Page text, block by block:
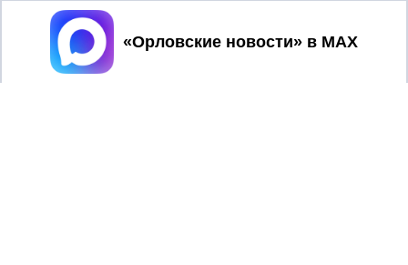
Принять